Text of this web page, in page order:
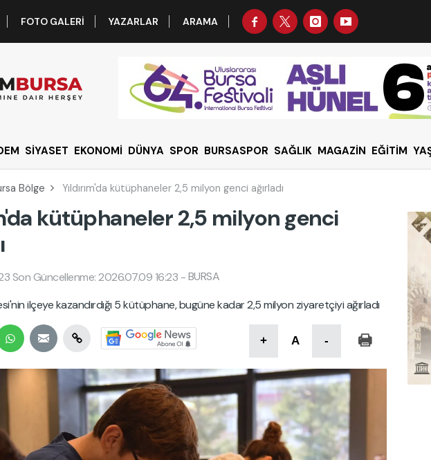
FOTO GALERI YAZARLAR ARAMA
SİYASET EKONOMİ DÜNYA SPOR BURSASPOR SAĞLIK MAGAZİN EĞİTİM
Bölge Yıldırım'da kütüphaneler 2,5 milyon genci ağırladı
kütüphaneler 2,5 milyon genci
Son Güncellenme: 2026.07.09 16:23 -BURSA
ilçeye kazandırdığı 5 kütüphane, bugüne kadar 2,5 milyon ziyaretçiyi ağırladı
+ A -